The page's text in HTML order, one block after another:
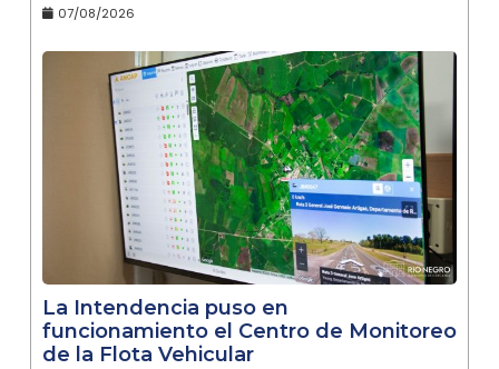
07/08/2026
La Intendencia puso en
funcionamiento el Centro de Monitoreo
de la Flota Vehicular